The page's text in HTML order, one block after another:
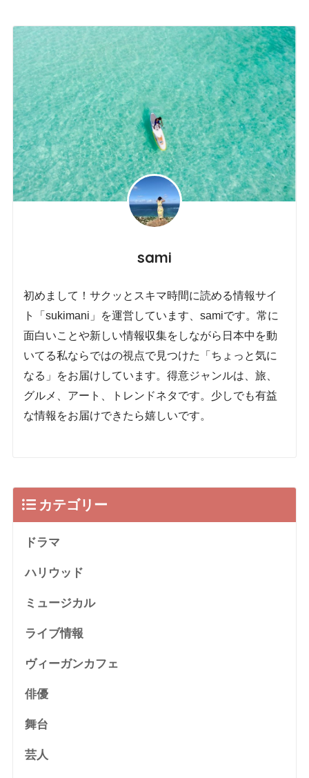
sami
初めまして！サクッとスキマ時間に読める情報サイ
ト「sukimani」を運営しています、samiです。常に
面白いことや新しい情報収集をしながら日本中を動
いてる私ならではの視点で見つけた「ちょっと気に
なる」をお届けしています。得意ジャンルは、旅、
グルメ、アート、トレンドネタです。少しでも有益
な情報をお届けできたら嬉しいです。
カテゴリー
ドラマ
ハリウッド
ミュージカル
ライブ情報
ヴィーガンカフェ
俳優
舞台
芸人